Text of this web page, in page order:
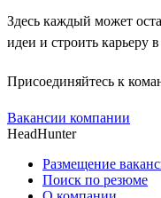
Здесь каждый может
идеи и строить карьеру
Присоединяйтесь к
Вакансии компании
HeadHunter
Размещение
Поиск по резюме